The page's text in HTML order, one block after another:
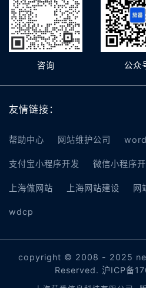
咨询 公众
友情链接：
帮助中心 网站维护公司
支付宝小程序开发 微信小程序
上海做网站 上海网站建设 网
wdcp
copyright © 2008 - 2025
Reserved. 沪ICP备